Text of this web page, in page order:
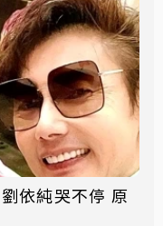
依純哭不停 原